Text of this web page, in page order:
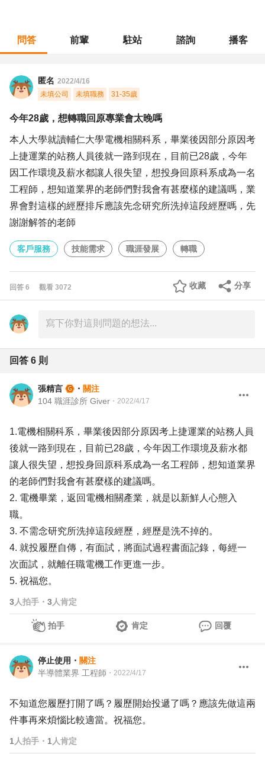
問答 前輩 駐站 諮詢 播客
匿名 2022/4/16
未填公司
未填職務 31-35歲
今年28歲，想轉職回原專業會太晚嗎
本人大學就讀輔仁大學電機相關科系，畢業後因部分原因考
上捷運業的站務人員後就一路到現在，目前已28歲，今年
因工作環境及薪水都讓人很失望，想投身回原科系成為一名
工程師，想知道業界的老師們對我會有甚麼樣的建議嗎，業
界會對這樣的經歷排斥應該先念研究所洗掉這段經歷嗎，先
謝謝解答的老師
客戶服務 技能需求 職涯發展 轉職
回答 6 觀看 3072 分享
收藏
回答 6 則
張精言 ・ 關注
104 職涯診所 Giver ・ 2022/4/17
1.電機相關科系，畢業後因部分原因考上捷運業的站務人員
後就一路到現在，目前已28歲，今年因工作環境及薪水都
讓人很失望，想投身回原科系成為一名工程師，想知道業界
的老師們對我會有甚麼樣的建議嗎。
2. 電機畢業，返回電機相關產業，就是以新鮮人心態入
職。
3. 不需念研究所洗掉這段經歷，經歷是洗不掉的。
4. 就投履歷自傳，有面試，將面試過程書面記錄，每經一
次面試，就離任職電機工作更進一步。
5. 祝福您。
3人拍手 ・ 3人肯定
拍手 肯定 回覆
停止使用 ・ 關注
半導體業界 工程師 ・ 2022/4/17
不知道您履歷打開了嗎？履歷開始投遞了嗎？應該先做這兩
件事再來煩惱比較適當。祝福您。
1 人拍手 ・ 1 人肯定